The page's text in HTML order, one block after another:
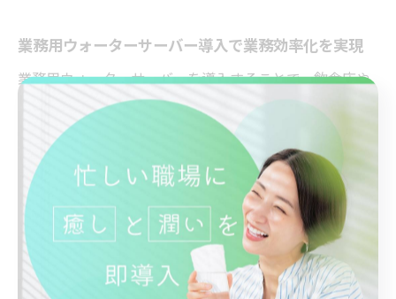
業務用ウォーターサーバー導入で業務効率化を実現
業務用ウォーターサーバーを導入することで、飲食店や
工場などの現場では大幅な業務効率化が可能となりま
す。特に炭酸水の供給を自動化することで、従業員がボ
トルの搬入・保管・補充作業から解放され、他の重要な
業務に集中できる点が大きなメリットです。また、炭酸
水の在庫切れリスクを低減し、お客様へのサービス品質
も向上します。
例えば、ピークタイムに大量の炭酸水が必要な飲食店で
は、都度ボトルを開封する手間や、炭酸抜けによる品質